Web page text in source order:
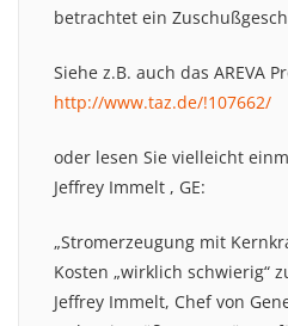
betrachtet ein
Siehe z.B. auch das AREVA
http://www.taz.de/!107662/
oder lesen Sie vielleicht
Jeffrey Immelt , GE:
„Stromerzeugung mit
Kosten „wirklich schwierig“
Jeffrey Immelt, Chef von